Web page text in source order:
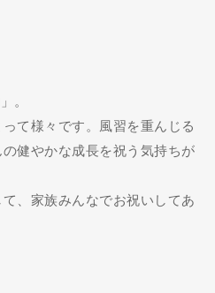
。
て様々です。風習を重んじる
健やかな成長を祝う気持ちが
、家族みんなでお祝いしてあ